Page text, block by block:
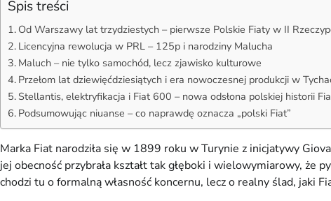
Spis treści
Od Warszawy lat trzydziestych – pierwsze Polskie Fiaty w II
Licencyjna rewolucja w PRL – 125p i narodziny Malucha
Maluch – nie tylko samochód, lecz zjawisko kulturowe
Przełom lat dziewięćdziesiątych i era nowoczesnej produkcji w
Stellantis, elektryfikacja i Fiat 600 – nowa odsłona polskiej historii
Podsumowując niuanse – co naprawdę oznacza „polski Fiat”
Marka Fiat narodziła się w 1899 roku w Turynie z inicjatywy
jej obecność przybrała kształt tak głęboki i wielowymiarowy,
chodzi tu o formalną własność koncernu, lecz o realny ślad, jaki